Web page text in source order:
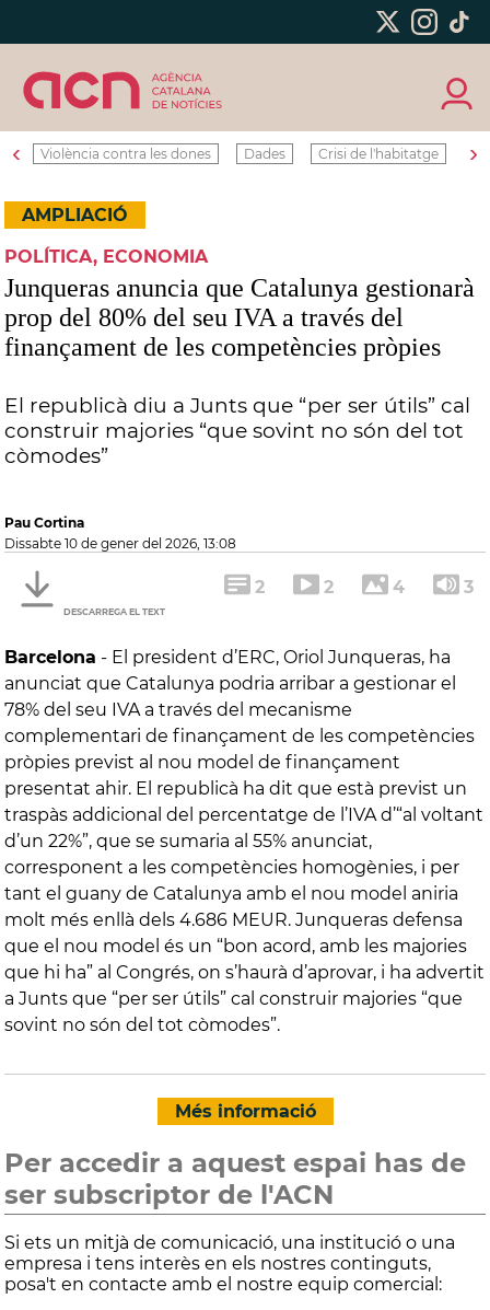
‹ Violència contra les dones Dades Crisi de l'habitatge ›
AMPLIACIÓ
POLÍTICA, ECONOMIA
Junqueras anuncia que Catalunya gestionarà
prop del 80% del seu IVA a través del
finançament de les competències pròpies
El republicà diu a Junts que “per ser útils” cal
construir majories “que sovint no són del tot
còmodes”
Pau Cortina
dissabte 10 de gener del 2026, 13:08
DESCARREGA EL TEXT
2 2 4 3
Barcelona - El president d’ERC, Oriol Junqueras, ha
anunciat que Catalunya podria arribar a gestionar el
78% del seu IVA a través del mecanisme
complementari de finançament de les competències
pròpies previst al nou model de finançament
presentat ahir. El republicà ha dit que està previst un
traspàs addicional del percentatge de l’IVA d’“al voltant
d’un 22%”, que se sumaria al 55% anunciat,
corresponent a les competències homogènies, i per
tant el guany de Catalunya amb el nou model aniria
molt més enllà dels 4.686 MEUR. Junqueras defensa
que el nou model és un “bon acord, amb les majories
que hi ha” al Congrés, on s’haurà d’aprovar, i ha advertit
a Junts que “per ser útils” cal construir majories “que
sovint no són del tot còmodes”.
Més informació
Per accedir a aquest espai has de
ser subscriptor de l'ACN
Si ets un mitjà de comunicació, una institució o una
empresa i tens interès en els nostres continguts,
posa't en contacte amb el nostre equip comercial: